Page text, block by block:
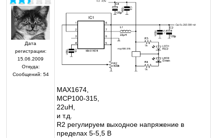
Дата
регистрации:
15.06.2009
Откуда:
Сообщений: 54
MAX1674,
MCP100-315,
22uH,
и т.д.
R2 регулируем выходное напряжение в
пределах 5-5,5 В